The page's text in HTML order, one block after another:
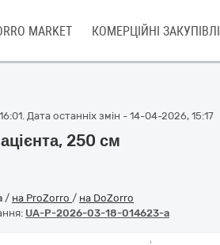
MARKET КОМЕРЦІЙНІ ЗАКУПІВЛІ
Дата останніх змін - 14-04-2026, 15:17
250 см
/ на ProZorro / на DoZorro
UA-P-2026-03-18-014623-a